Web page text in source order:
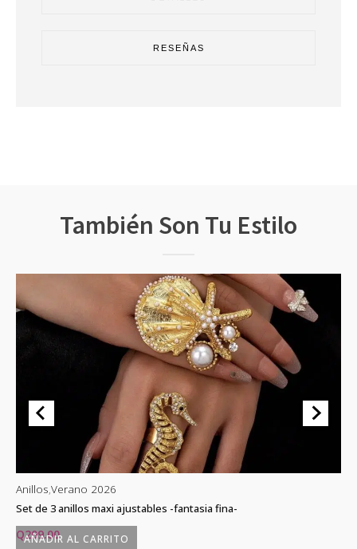
RESEÑAS
También Son Tu Estilo
AÑADIR AL CARRITO
Anillos Verano 2026
Set de 3 anillos maxi ajustables -fantasia fina-
Q209.00